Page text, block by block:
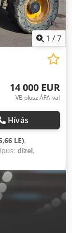
netto /
Felár
kanál is
1 /7
14 000 EUR
VB plusz ÁFA-val
Hívás
LE),
dízel,
rakodó
Műszaki
3 100 kg
7,0 m
hajtás